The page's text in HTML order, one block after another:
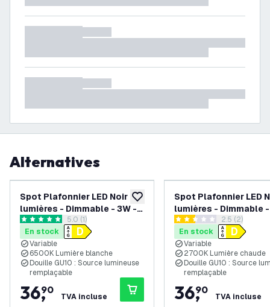
Alternatives
ajouter à la liste de souhaits
Spot Plafonnier LED Noir à 4
lumières - Dimmable - 3W -
6500K - Inclinable
ouvrir le tiroir des avis
5 étoiles de notation
5.0 (1)
En stock
Variable
6500K Lumière blanche
Douille GU10 : Source lumineuse
remplaçable
36,
90
TVA incluse
Spot Plafonnier LED
lumières - Dimmable
2700K - Inclinable
ouvrir le
2.5 étoiles de notation
2.5 (2)
En stock
Variable
2700K Lumière chaude
Douille GU10 : Source
remplaçable
36,
90
TVA incluse